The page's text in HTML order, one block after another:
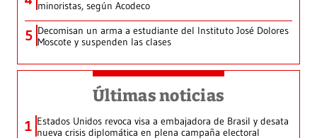
minoristas, según Acodeco
5 Decomisan un arma a estudiante del Instituto José Dolores
Moscote y suspenden las clases
Últimas noticias
1 Estados Unidos revoca visa a embajadora de Brasil y desata
nueva crisis diplomática en plena campaña electoral